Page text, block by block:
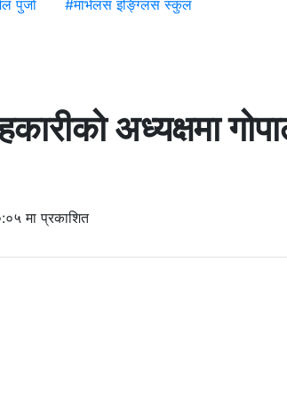
पुर्जा #मार्भलस इङ्ग्लिस स्कुल
अध्यक्षमा
मा प्रकाशित